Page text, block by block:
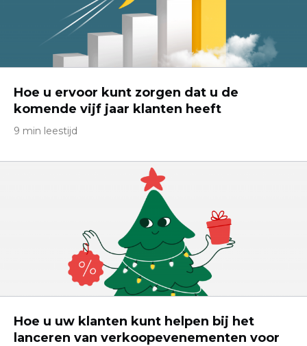
Hoe u ervoor kunt zorgen dat u de
komende vijf jaar klanten heeft
9 min leestijd
Hoe u uw klanten kunt helpen bij het
lanceren van verkoopevenementen voor